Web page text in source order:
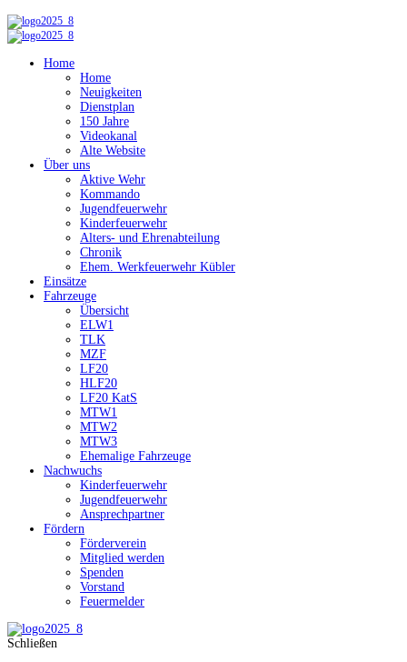
Home
Home
Neuigkeiten
Dienstplan
150 Jahre
Videokanal
Alte Website
Über uns
Aktive Wehr
Kommando
Jugendfeuerwehr
Kinderfeuerwehr
Alters- und Ehrenabteilung
Chronik
Ehem. Werkfeuerwehr Kübler
Einsätze
Fahrzeuge
Übersicht
ELW1
TLK
MZF
LF20
HLF20
LF20 KatS
MTW1
MTW2
MTW3
Ehemalige Fahrzeuge
Nachwuchs
Kinderfeuerwehr
Jugendfeuerwehr
Ansprechpartner
Fördern
Förderverein
Mitglied werden
Spenden
Vorstand
Feuermelder
Schließen